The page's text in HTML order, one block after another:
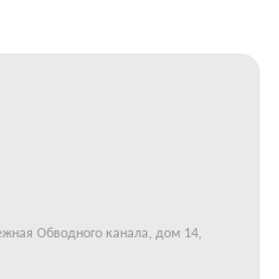
Обводного канала, дом 14,